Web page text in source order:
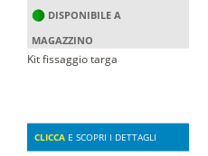
DISPONIBILE A
MAGAZZINO
Kit fissaggio targa
CLICCA E SCOPRI I DETTAGLI